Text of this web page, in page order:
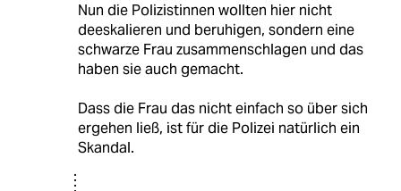
Nun die Polizistinnen wollten hier nicht
deeskalieren und beruhigen, sondern eine
schwarze Frau zusammenschlagen und das
haben sie auch gemacht.
Dass die Frau das nicht einfach so über sich
ergehen ließ, ist für die Polizei natürlich ein
Skandal.